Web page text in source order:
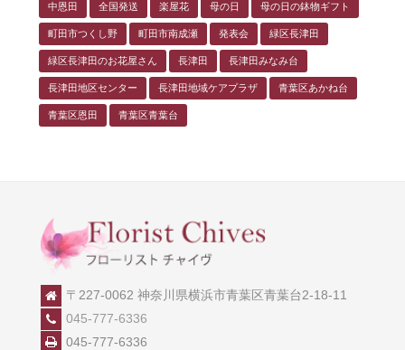
中恩田 全国発送 楽屋花 母の日 母の日の鉢物ギフト
町田市つくし野 町田市南成瀬 発表会 緑区長津田
緑区長津田のお花屋さん 長津田 長津田みなみ台
長津田地区センター 長津田地域ケアプラザ 青葉区あかね台
青葉区恩田 青葉区青葉台
〒227-0062 神奈川県横浜市青葉区青葉台2-18-11
045-777-6336
045-777-6336